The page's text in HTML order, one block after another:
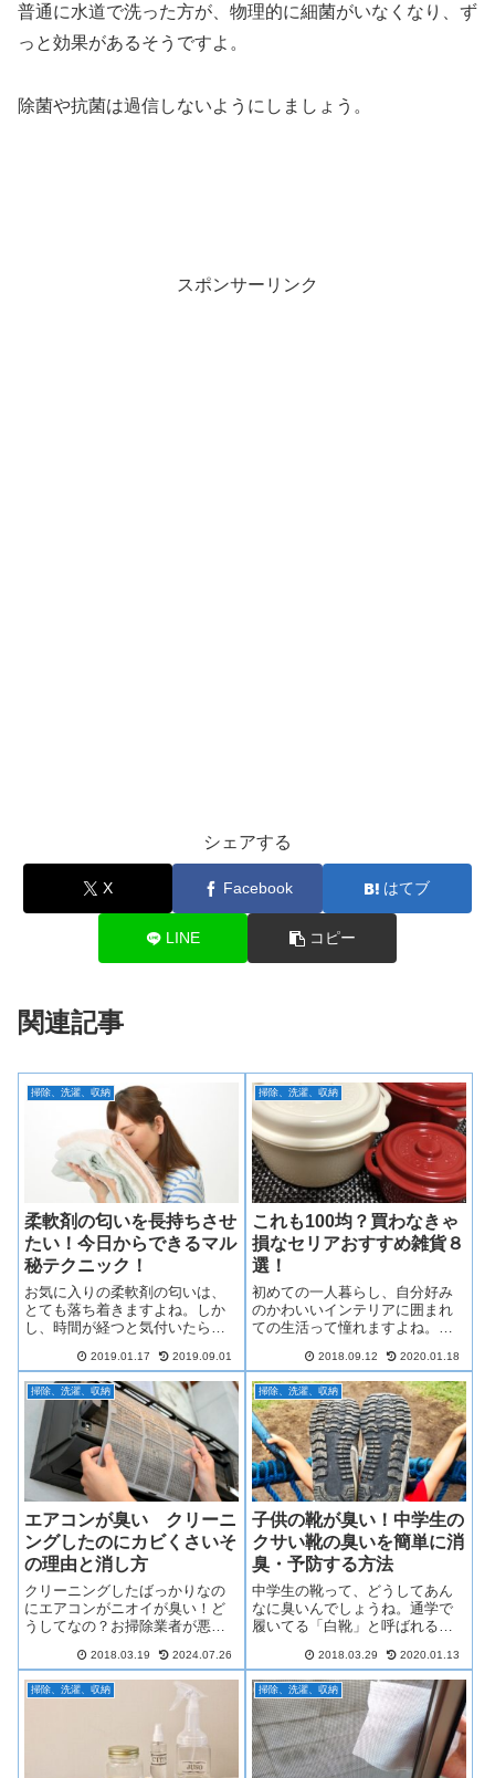
普通に水道で洗った方が、物理的に細菌がいなくなり、ず
っと効果があるそうですよ。
除菌や抗菌は過信しないようにしましょう。
スポンサーリンク
シェアする
X Facebook はてブ
LINE コピー
関連記事
掃除、洗濯、収納
柔軟剤の匂いを長持ちさせ
たい！今日からできるマル
秘テクニック！
お気に入りの柔軟剤の匂いは、
とても落ち着きますよね。しか
し、時間が経つと気付いたら柔
に体臭がするのではないかと気
になって…とお困りのあなた。
この記事では、そんな柔軟剤の
匂いを長持ちさせる方法が知り
たいあなたに、どうすれば良い
のかご紹介します。ぜひ参考に
なさってくださいね。
2019.01.17 2019.09.01
掃除、洗濯、収納
これも100均？買わなきゃ
損なセリアおすすめ雑貨８
選！
初めての一人暮らし、自分好み
のかわいいインテリアに囲まれ
ての生活って憧れますよね。で
から、なかなか小物にまでお金
をかけられない…なんてこと
も。そんなときは、100均を上手
に使いましょう。最近は、100均
にもかわい...
2018.09.12 2020.01.18
掃除、洗濯、収納
エアコンが臭い クリーニ
ングしたのにカビくさいそ
の理由と消し方
クリーニングしたばっかりなの
にエアコンがニオイが臭い！ど
うしてなの？お掃除業者が悪か
困ってしまいますよね。このペ
ージでは、そんなときの原因と
対処法をご紹介します。せっか
い知識で気持ちよく使いたいで
2018.03.19 2024.07.26
掃除、洗濯、収納
子供の靴が臭い！中学生の
クサい靴の臭いを簡単に消
臭・予防する方法
中学生の靴って、どうしてあん
なに臭いんでしょうね。通学で
履いてる「白靴」と呼ばれるス
ているシューズ。想像を絶する
臭さじゃないですか？そんな中
学生の臭～～い靴の臭いがどう
やったら落とせるのか？そし
て、二度とこんな臭いにしない
ためにはどうしたらいいのか？
そのあたりを調べてみました。
2018.03.29 2020.01.13
掃除、洗濯、収納 掃除、洗濯、収納